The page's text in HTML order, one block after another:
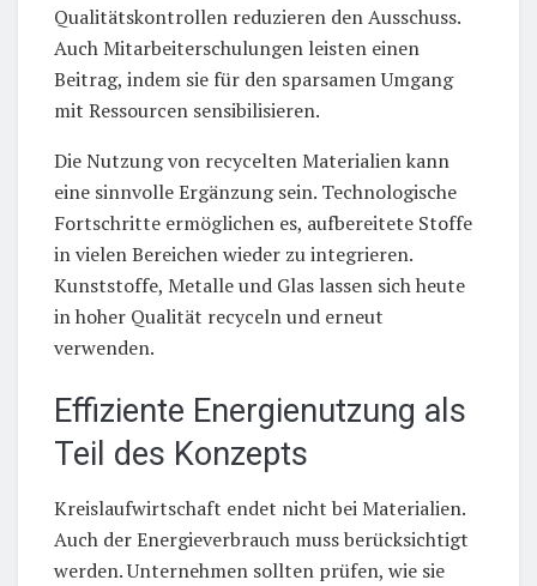
Qualitätskontrollen reduzieren den Ausschuss.
Auch Mitarbeiterschulungen leisten einen
Beitrag, indem sie für den sparsamen Umgang
mit Ressourcen sensibilisieren.
Die Nutzung von recycelten Materialien kann
eine sinnvolle Ergänzung sein. Technologische
Fortschritte ermöglichen es, aufbereitete Stoffe
in vielen Bereichen wieder zu integrieren.
Kunststoffe, Metalle und Glas lassen sich heute
in hoher Qualität recyceln und erneut
verwenden.
Effiziente Energienutzung als
Teil des Konzepts
Kreislaufwirtschaft endet nicht bei Materialien.
Auch der Energieverbrauch muss berücksichtigt
werden. Unternehmen sollten prüfen, wie sie